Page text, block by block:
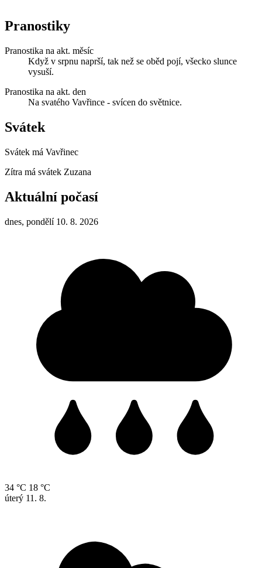
Pranostiky
Pranostika na akt. měsíc
Když v srpnu naprší, tak než se oběd pojí, všecko slunce
vysuší.
Pranostika na akt. den
Na svatého Vavřince - svícen do světnice.
Svátek
Svátek má Vavřinec
Zítra má svátek Zuzana
Aktuální počasí
dnes, pondělí 10. 8. 2026
34 °C 18 °C
úterý 11. 8.